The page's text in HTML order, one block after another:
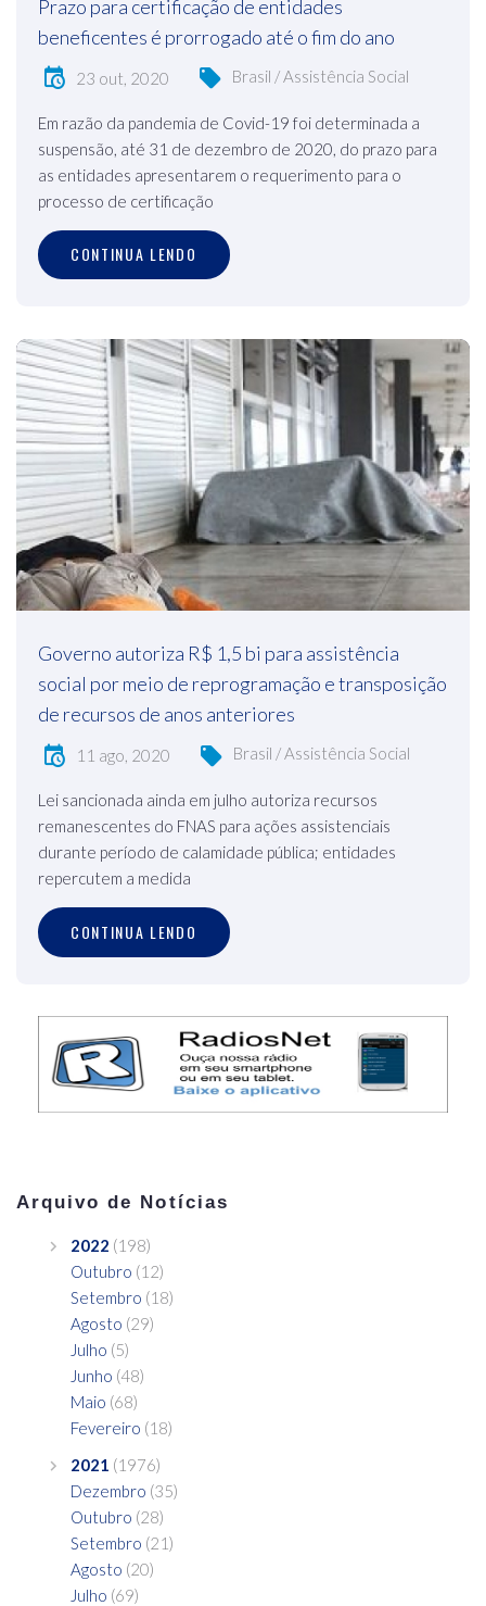
Prazo para certificação de entidades
beneficentes é prorrogado até o fim do ano
23 out, 2020 Brasil / Assistência Social
Em razão da pandemia de Covid-19 foi determinada a
suspensão, até 31 de dezembro de 2020, do prazo para
as entidades apresentarem o requerimento para o
processo de certificação
CONTINUA LENDO
Governo autoriza R$ 1,5 bi para assistência
social por meio de reprogramação e transposição
de recursos de anos anteriores
11 ago, 2020 Brasil / Assistência Social
Lei sancionada ainda em julho autoriza recursos
remanescentes do FNAS para ações assistenciais
durante período de calamidade pública; entidades
repercutem a medida
CONTINUA LENDO
Arquivo de Notícias
2022 (198)
Outubro (12)
Setembro (18)
Agosto (29)
Julho (5)
Junho (48)
Maio (68)
Fevereiro (18)
2021 (1976)
Dezembro (35)
Outubro (28)
Setembro (21)
Agosto (20)
Julho (69)